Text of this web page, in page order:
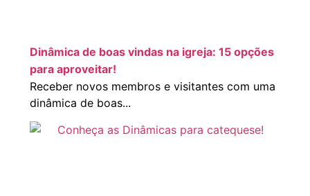
Dinâmica de boas vindas na igreja: 15 opções
para aproveitar!
Receber novos membros e visitantes com uma
dinâmica de boas...